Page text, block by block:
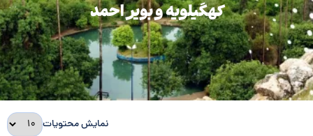
کهگیلویه و بویر احمد
نمایش محتویات